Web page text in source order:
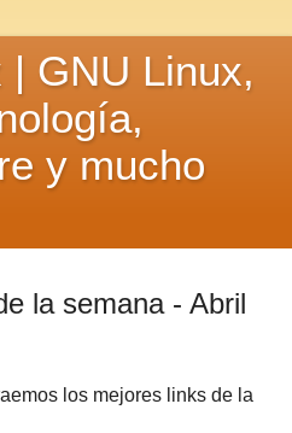
| GNU Linux,
y mucho
la semana - Abril
los mejores links de la